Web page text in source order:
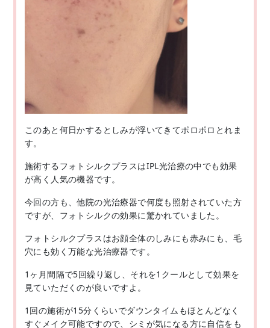
このあと何日かするとしみが浮いてきてポロポロとれま
す。
施術するフォトシルクプラスはIPL光治療の中でも効果
が高く人気の機器です。
今回の方も、他院の光治療器で何度も照射されていた方
ですが、フォトシルクの効果に驚かれていました。
フォトシルクプラスはお顔全体のしみにも赤みにも、毛
穴にも効く万能な光治療器です。
1ヶ月間隔で5回繰り返し、それを1クールとして効果を
見ていただくのが良いですよ。
1回の施術が15分くらいでダウンタイムもほとんどなく
すぐメイク可能ですので、シミが気になる方に自信をも